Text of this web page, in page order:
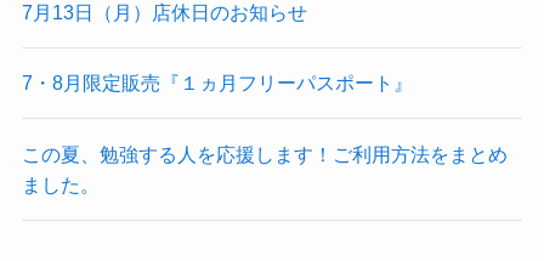
7月13日（月）店休日のお知らせ
7・8月限定販売『１ヵ月フリーパスポート』
この夏、勉強する人を応援します！ご利用方法をまとめ
ました。